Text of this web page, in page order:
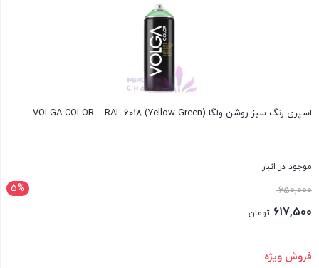
اسپری رنگ سبز روشن ولگا VOLGA COLOR – RAL 6018 (Yellow Green)
موجود در انبار
5% 650,000قیمت
اصلی:
بود.
617,500 تومان
فعلی:
بستن
فروش ویژه